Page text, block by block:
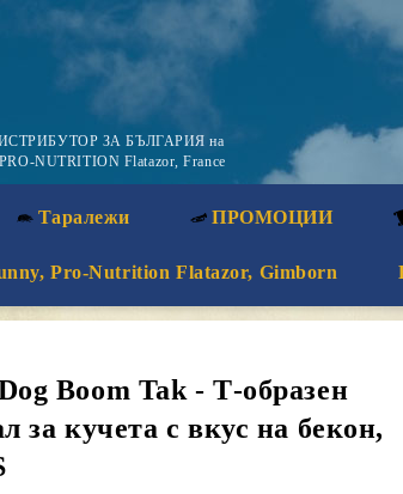
ЗА БЪЛГАРИЯ на
NUTRITION Flatazor, France
Таралежи ПРОМОЦИИ
Pro-Nutrition Flatazor, Gimborn
Boom Tak - Т-образен
за кучета с вкус на бекон,